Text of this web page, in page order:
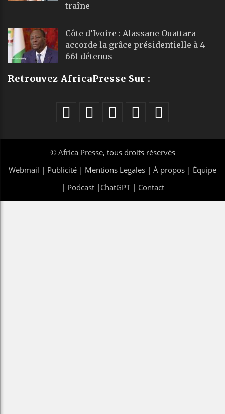
traîne
Côte d’Ivoire : Alassane Ouattara
accorde la grâce présidentielle à 4
661 détenus
Retrouvez AfricaPresse Sur :
© Africa Presse, tous droits réservés
Webmail | Publicité | Mentions Legales | À propos | Équipe
| Podcast| ChatGPT| Contact